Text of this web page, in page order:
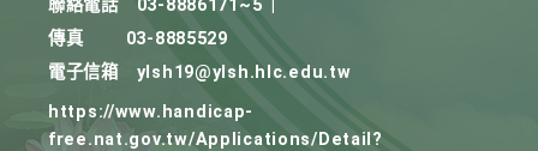
聯絡電話
03-8886171~5
傳真
03-8885529
電子信箱
ylsh19@ylsh.hlc.edu.tw
https://www.handicap-
free.nat.gov.tw/Applications/Detail?